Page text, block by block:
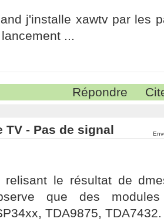
j'installe xawtv par les
...
Répondre
TV - Pas de signal
relisant le résultat de
que des
TDA9875, TDA7432.